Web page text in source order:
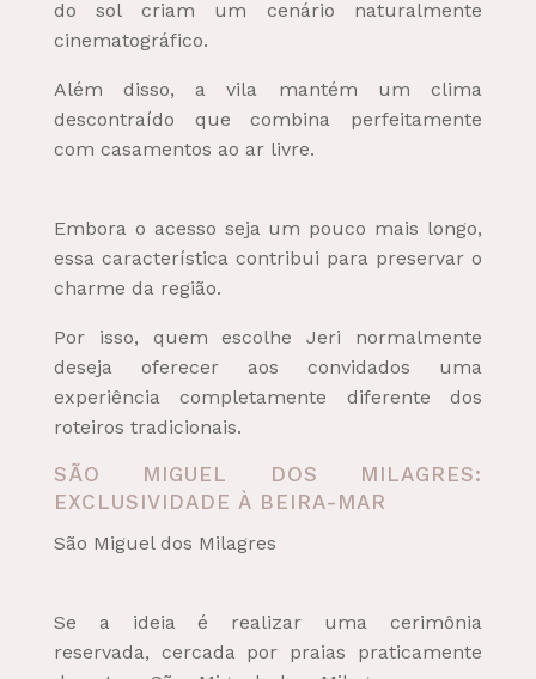
do sol criam um cenário naturalmente
cinematográfico.
Além disso, a vila mantém um clima
descontraído que combina perfeitamente
com casamentos ao ar livre.
Embora o acesso seja um pouco mais longo,
essa característica contribui para preservar o
charme da região.
Por isso, quem escolhe Jeri normalmente
deseja oferecer aos convidados uma
experiência completamente diferente dos
roteiros tradicionais.
SÃO MIGUEL DOS MILAGRES:
EXCLUSIVIDADE À BEIRA-MAR
São Miguel dos Milagres
Se a ideia é realizar uma cerimônia
reservada, cercada por praias praticamente